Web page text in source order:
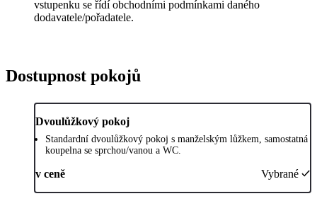
vstupenku se řídí obchodními podmínkami daného
dodavatele/pořadatele.
Dostupnost pokojů
Dvoulůžkový pokoj
Standardní dvoulůžkový pokoj s manželským lůžkem, samostatná
koupelna se sprchou/vanou a WC.
v ceně Vybrané